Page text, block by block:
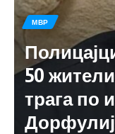
МВР
50
трага по